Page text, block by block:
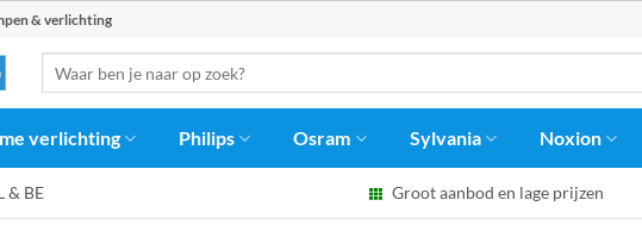
& verlichting
naar:
verlichting Philips Osram Sylvania Noxion
& BE Groot aanbod en lage prijzen